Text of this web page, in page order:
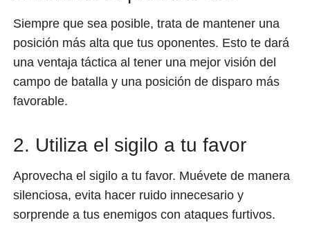
Siempre que sea posible, trata de mantener una
posición más alta que tus oponentes. Esto te dará
una ventaja táctica al tener una mejor visión del
campo de batalla y una posición de disparo más
favorable.
2. Utiliza el sigilo a tu favor
Aprovecha el sigilo a tu favor. Muévete de manera
silenciosa, evita hacer ruido innecesario y
sorprende a tus enemigos con ataques furtivos.